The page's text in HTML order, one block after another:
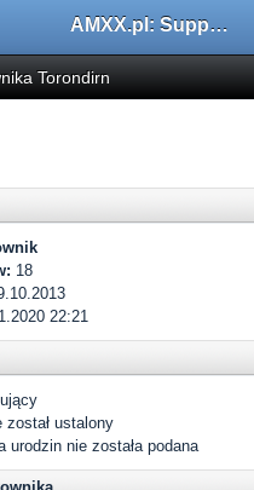
AMXX.pl: Support AMX Mod X i SourceMod
Torondirn
18
22:21
został ustalony
urodzin nie została podana